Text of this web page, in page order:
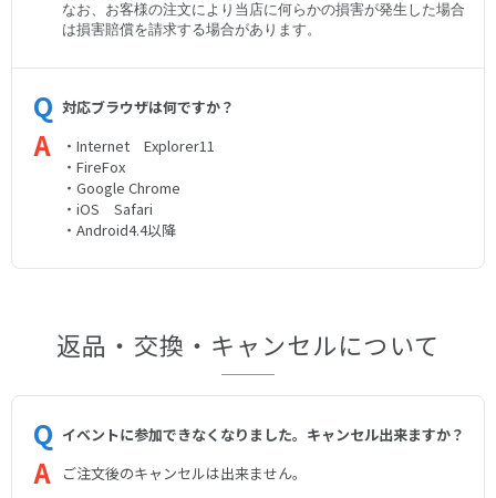
なお、 お客様の注文により当店に何らかの損害が発生した場合
は損害賠償を請求する場合があります。
対応ブラウザは何ですか？
・Internet Explorer11
・FireFox
・Google Chrome
・iOS Safari
・Android4.4以降
返品・交換・キャンセルについて
イベントに参加できなくなりました。キャンセル出来ますか？
ご注文後のキャンセルは出来ません。